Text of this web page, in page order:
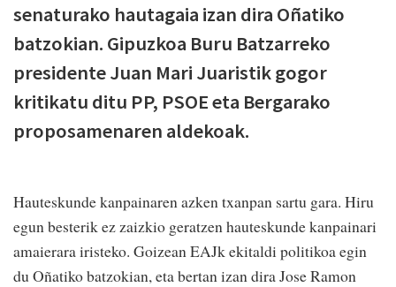
senaturako hautagaia izan dira Oñatiko
batzokian. Gipuzkoa Buru Batzarreko
presidente Juan Mari Juaristik gogor
kritikatu ditu PP, PSOE eta Bergarako
proposamenaren aldekoak.
Hauteskunde kanpainaren azken txanpan sartu gara. Hiru
egun besterik ez zaizkio geratzen hauteskunde kanpainari
amaierara iristeko. Goizean EAJk ekitaldi politikoa egin
du Oñatiko batzokian, eta bertan izan dira Jose Ramon